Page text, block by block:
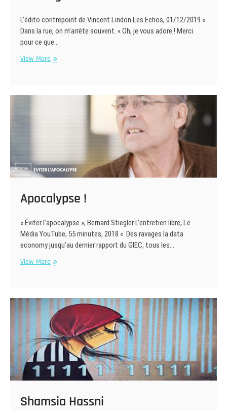
L’édito contrepoint de Vincent Lindon Les Echos, 01/12/2019 «
Dans la rue, on m’arrête souvent. « Oh, je vous adore ! Merci
pour ce que…
View MorePour
Apocalypse !
« Éviter l’apocalypse », Bernard Stiegler L’entretien libre, Le
Média YouTube, 55 minutes, 2018 « Des ravages la data
economy jusqu’au dernier rapport du GIEC, tous les…
View MoreApocalypse
Shamsia Hassni